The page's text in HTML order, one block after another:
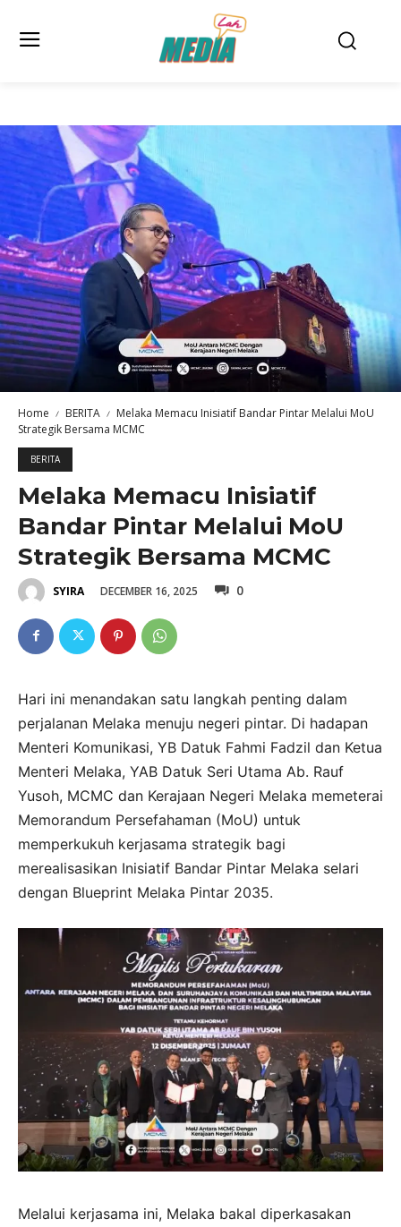
Home BERITA
Melaka Memacu Inisiatif Bandar Pintar Melalui MoU
Strategik Bersama MCMC
BERITA
Melaka Memacu Inisiatif
Bandar Pintar Melalui MoU
Strategik Bersama MCMC
SYIRA DECEMBER 16, 2025 0
Hari ini menandakan satu langkah penting dalam
perjalanan Melaka menuju negeri pintar. Di hadapan
Menteri Komunikasi, YB Datuk Fahmi Fadzil dan Ketua
Menteri Melaka, YAB Datuk Seri Utama Ab. Rauf
Yusoh, MCMC dan Kerajaan Negeri Melaka memeterai
Memorandum Persefahaman (MoU) untuk
memperkukuh kerjasama strategik bagi
merealisasikan Inisiatif Bandar Pintar Melaka selari
dengan Blueprint Melaka Pintar 2035.
Melalui kerjasama ini, Melaka bakal diperkasakan